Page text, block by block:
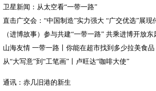
卫星新闻：从太空看“一带一路”
直击广交会：“中国制造”实力强大 “广交优选”展现
（进博故事）参与共建“一带一路” 共乘进博开放东
山海友情 一带一路丨你能在超市找到多少拉美食品
从“大写意”到“工笔画”丨卢旺达“咖啡大使”
通讯：赤几旧港的新生